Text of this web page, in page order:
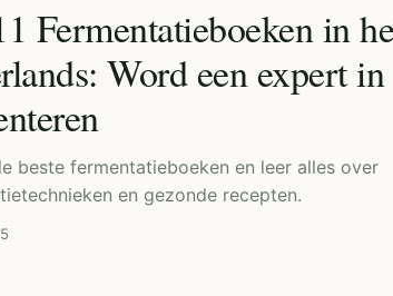
Fermentatieboeken in
Word een expert in
beste fermentatieboeken en leer alles over
en gezonde recepten.